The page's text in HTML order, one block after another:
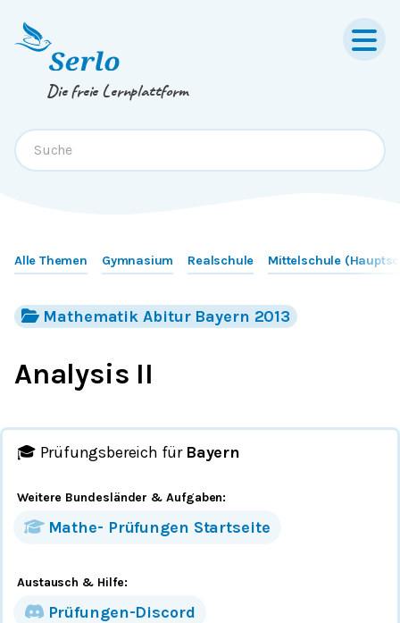
Springe zum
Die freie Lernplattform
Alle Themen Gymnasium Realschule Mittelschule
Mathematik Abitur Bayern 2013
Analysis II
🎓 Prüfungsbereich für Bayern
Weitere Bundesländer & Aufgaben:
Mathe- Prüfungen Startseite
Austausch & Hilfe:
Prüfungen-Discord